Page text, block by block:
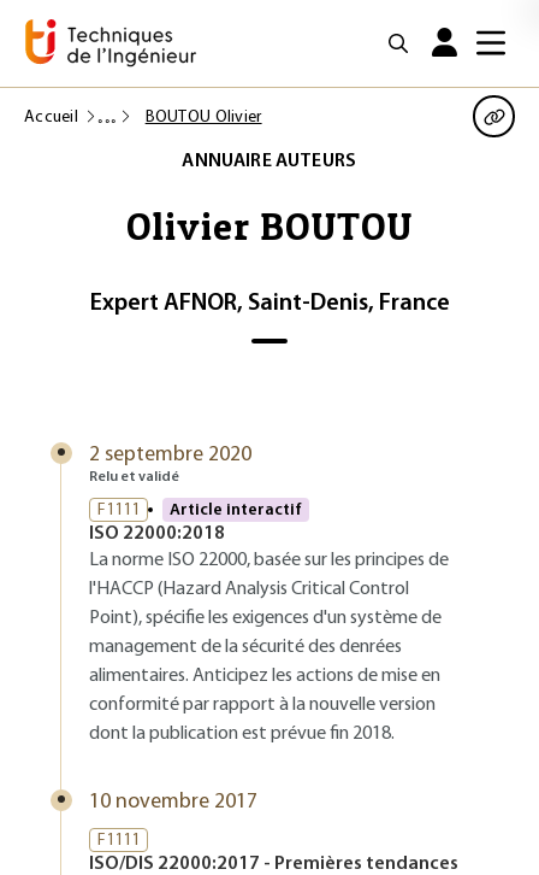
Accueil BOUTOU Olivier
ANNUAIRE AUTEURS
Olivier BOUTOU
Expert AFNOR, Saint-Denis, France
2 septembre 2020
Relu et validé
F1111 Article interactif
ISO 22000:2018
La norme ISO 22000, basée sur les principes de
l'HACCP (Hazard Analysis Critical Control
Point), spécifie les exigences d'un système de
management de la sécurité des denrées
alimentaires. Anticipez les actions de mise en
conformité par rapport à la nouvelle version
dont la publication est prévue fin 2018.
10 novembre 2017
F1111
ISO/DIS 22000:2017 - Premières tendances